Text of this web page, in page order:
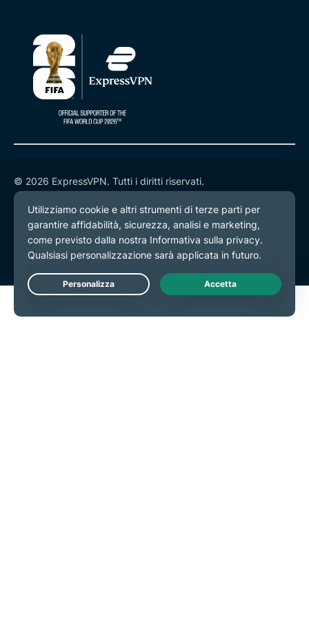
© 2026 ExpressVPN. Tutti i diritti riservati.
Informativa sulla privacy
Termini di servizio
Preferenze cookie
Live Chat